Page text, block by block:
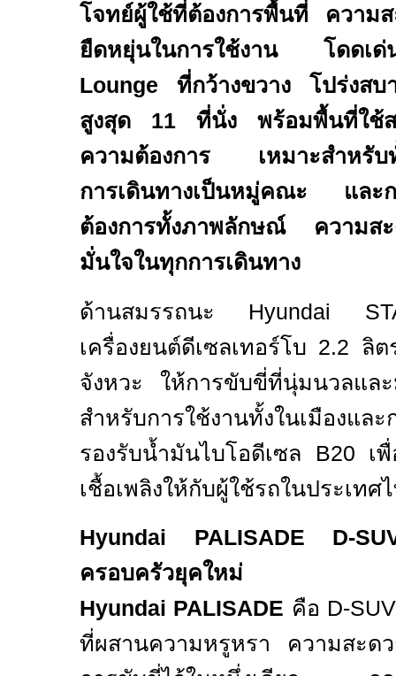
โจทย์ผู้ใช้ที่ต้องการพื้นที่ ความ
ยืดหยุ่นในการใช้งาน โดดเด่น
Lounge ที่กว้างขวาง โปร่งสบ
สูงสุด 11 ที่นั่ง พร้อมพื้นที่ใช้ส
ความต้องการ เหมาะสำหรับ
การเดินทางเป็นหมู่คณะ และก
ต้องการทั้งภาพลักษณ์ ความส
มั่นใจในทุกการเดินทาง
ด้านสมรรถนะ Hyundai
เครื่องยนต์ดีเซลเทอร์โบ 2.2 ลิต
จังหวะ ให้การขับขี่ที่นุ่มนวลแล
สำหรับการใช้งานทั้งในเมืองแล
รองรับน้ำมันไบโอดีเซล B20 เ
เชื้อเพลิงให้กับผู้ใช้รถในประเทศ
Hyundai PALISADE D-
ครอบครัวยุคใหม่
Hyundai PALISADE คือ D-
ที่ผสานความหรูหรา ความสะด